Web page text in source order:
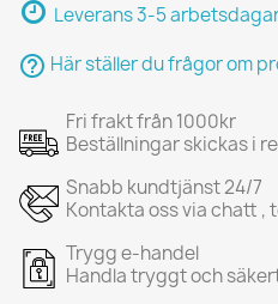
Leverans 3-5
help_outline Här ställer du frågor om
Fri frakt från 1000kr
Beställningar skickas i
Snabb kundtjänst 24/7
Kontakta oss via chatt ,
Trygg e-handel
Handla tryggt och